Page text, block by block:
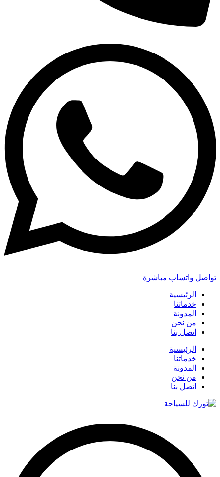
تواصل واتساب مباشرة
الرئيسية
خدماتنا
المدونة
من نحن
اتصل بنا
الرئيسية
خدماتنا
المدونة
من نحن
اتصل بنا